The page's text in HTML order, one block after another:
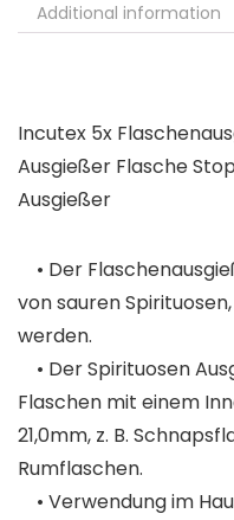
Additional information
Incutex 5x
Ausgießer Flasche
Ausgießer
• Der
von sauren
werden.
• Der Spirituosen
Flaschen mit einem
21,0mm, z. B.
Rumflaschen.
• Verwendung im